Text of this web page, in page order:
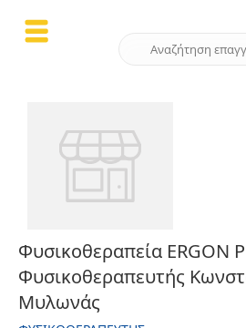
Φυσικοθεραπεία ERGON
Φυσικοθεραπευτής
Μυλωνάς